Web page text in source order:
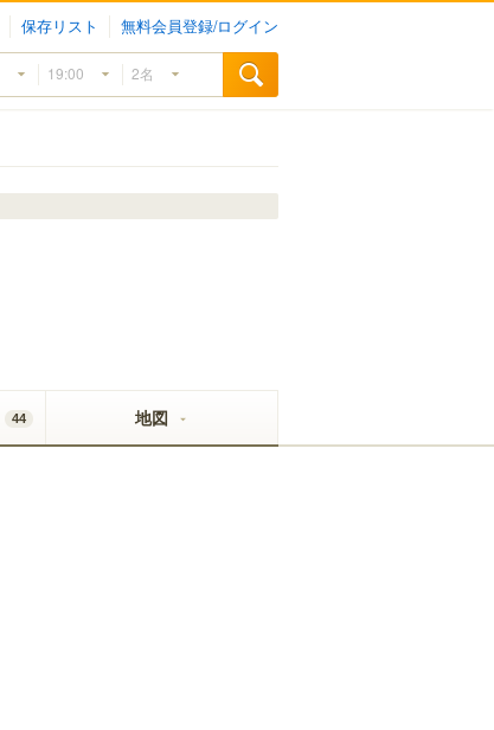
保存リスト 無料会員登録/ログイン
44 地図